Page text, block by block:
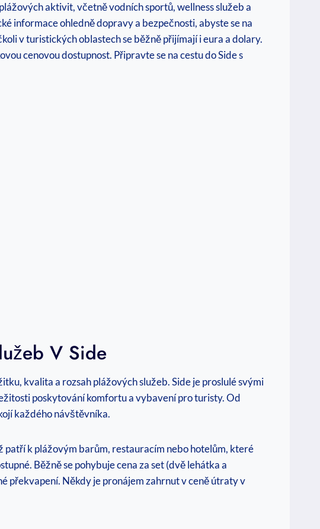
aktivit, včetně vodních sportů, wellness služeb a
informace ohledně dopravy a bezpečnosti, abyste se na
v turistických oblastech se běžně přijímají i eura a dolary.
cenovou dostupnost. Připravte se na cestu do Side s
V Side
kvalita a rozsah plážových služeb. Side je proslulé svými
poskytování komfortu a vybavení pro turisty. Od
každého návštěvníka.
patří k plážovým barům, restauracím nebo hotelům, které
Běžně se pohybuje cena za set (dvě lehátka a
překvapení. Někdy je pronájem zahrnut v ceně útraty v